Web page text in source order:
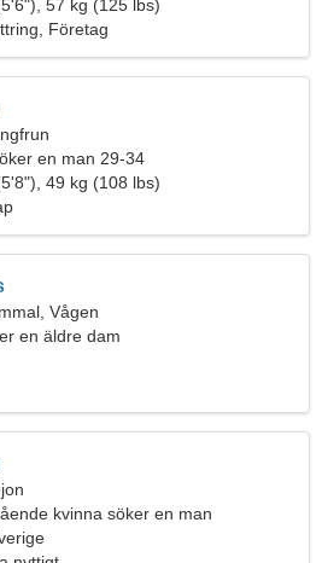
57 kg (125 lbs)
Företag
en man 29-34
49 kg (108 lbs)
Vågen
en äldre dam
kvinna söker en man